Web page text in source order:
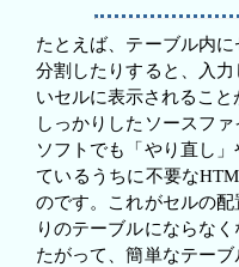
たとえば、テーブル内
分割したりすると、入
いセルに表示されること
しっかりしたソースフ
ソフトでも「やり直し
ているうちに不要な
のです。これがセルの
りのテーブルにならな
たがって、簡単なテー